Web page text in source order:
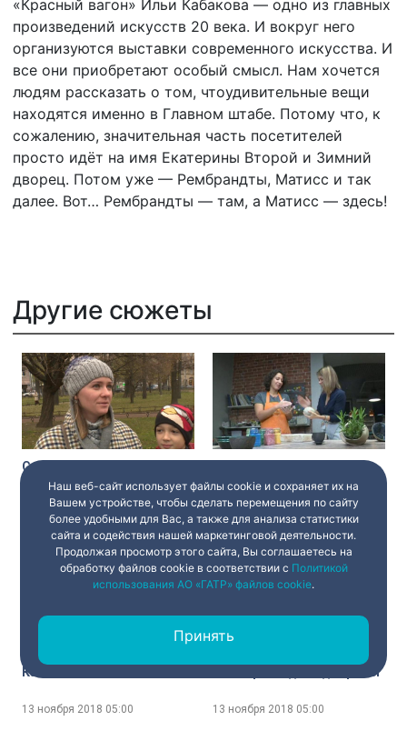
«Красный вагон» Ильи Кабакова — одно из главных
произведений искусств 20 века. И вокруг него
организуются выставки современного искусства. И
все они приобретают особый смысл. Нам хочется
людям рассказать о том, чтоудивительные вещи
находятся именно в Главном штабе. Потому что, к
сожалению, значительная часть посетителей
просто идёт на имя Екатерины Второй и Зимний
дворец. Потом уже — Рембрандты, Матисс и так
далее. Вот… Рембрандты — там, а Матисс — здесь!
Другие сюжеты
Сохраняет ли Петербург
звание культурной
столицы? Мнение
горожан
13 ноября 201805:00 13 ноября 201805:00
Качество сосисок
13 ноября 2018 05:00
Всемирный день доброты
13 ноября 2018 05:00
Наш веб-сайт использует файлы cookie и сохраняет их на
Вашем устройстве, чтобы сделать перемещения по сайту
более удобными для Вас, а также для анализа статистики
сайта и содействия нашей маркетинговой деятельности.
Продолжая просмотр этого сайта, Вы соглашаетесь на
обработку файлов cookie в соответствии с Политикой
использования АО «ГАТР» файлов cookie.
Принять